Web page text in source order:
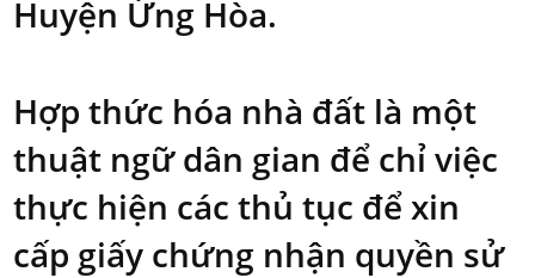
Huyện Ứng Hòa.
Hợp thức hóa nhà đất là một
thuật ngữ dân gian để chỉ việc
thực hiện các thủ tục để xin
cấp giấy chứng nhận quyền sử